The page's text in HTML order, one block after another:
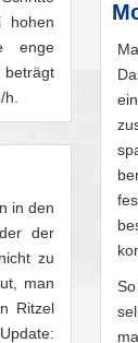
hohen
enge
beträgt
in den
der
zu
man
Ritzel